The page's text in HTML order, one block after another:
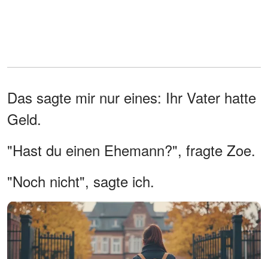
Das sagte mir nur eines: Ihr Vater hatte
Geld.
"Hast du einen Ehemann?", fragte Zoe.
"Noch nicht", sagte ich.